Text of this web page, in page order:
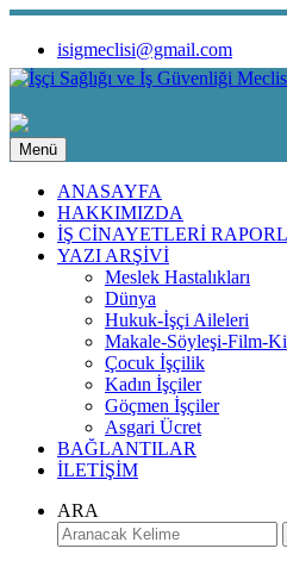
isigmeclisi@gmail.com
Menü
ANASAYFA
HAKKIMIZDA
İŞ CİNAYETLERİ
YAZI ARŞİVİ
Meslek Hastalıkları
Dünya
Hukuk-İşçi Aileleri
Makale-Söyleşi-Film-
Çocuk İşçilik
Kadın İşçiler
Göçmen İşçiler
Asgari Ücret
BAĞLANTILAR
İLETİŞİM
ARA